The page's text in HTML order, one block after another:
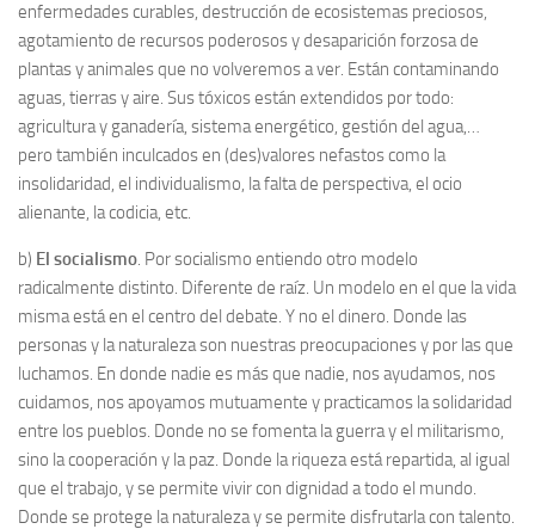
enfermedades curables, destrucción de ecosistemas preciosos,
agotamiento de recursos poderosos y desaparición forzosa de
plantas y animales que no volveremos a ver. Están contaminando
aguas, tierras y aire. Sus tóxicos están extendidos por todo:
agricultura y ganadería, sistema energético, gestión del agua,…
pero también inculcados en (des)valores nefastos como la
insolidaridad, el individualismo, la falta de perspectiva, el ocio
alienante, la codicia, etc.
b) El socialismo. Por socialismo entiendo otro modelo
radicalmente distinto. Diferente de raíz. Un modelo en el que la vida
misma está en el centro del debate. Y no el dinero. Donde las
personas y la naturaleza son nuestras preocupaciones y por las que
luchamos. En donde nadie es más que nadie, nos ayudamos, nos
cuidamos, nos apoyamos mutuamente y practicamos la solidaridad
entre los pueblos. Donde no se fomenta la guerra y el militarismo,
sino la cooperación y la paz. Donde la riqueza está repartida, al igual
que el trabajo, y se permite vivir con dignidad a todo el mundo.
Donde se protege la naturaleza y se permite disfrutarla con talento.